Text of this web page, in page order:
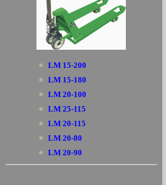
LM 15-200
LM 15-180
LM 20-100
LM 25-115
LM 20-115
LM 20-80
LM 20-90